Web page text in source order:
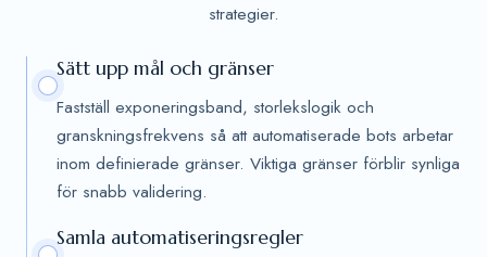
strategier.
Sätt upp mål och gränser
Fastställ exponeringsband, storlekslogik och
granskningsfrekvens så att automatiserade bots arbetar
inom definierade gränser. Viktiga gränser förblir synliga
för snabb validering.
Samla automatiseringsregler